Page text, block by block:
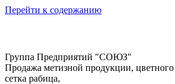
Перейти к содержанию
Группа Предприятий "СОЮЗ"
Продажа метизной продукции, цветного
сетка рабица,